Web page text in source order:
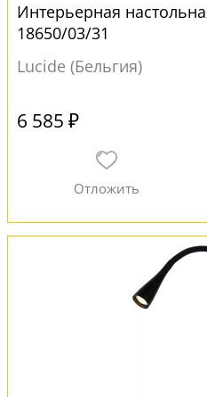
Интерьерная
18650/03/31
Lucide (Бельгия)
6 585 ₽